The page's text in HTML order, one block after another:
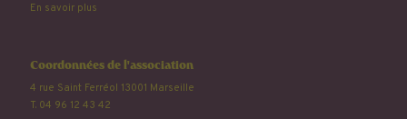
En savoir plus
Coordonnées de l'association
4 rue Saint Ferréol 13001 Marseille
T. 04 96 12 43 42